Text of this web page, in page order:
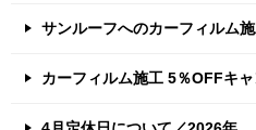
サンルーフへのカーフィルム
カーフィルム施工 5％OFFキ